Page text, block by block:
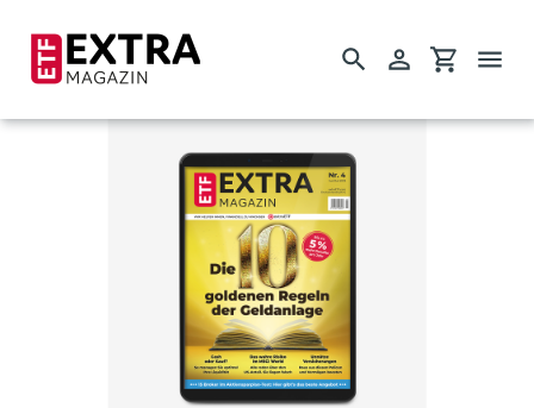
Direkt
SuchenEinloggen
Einzelausgaben